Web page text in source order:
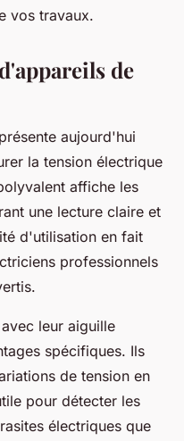
vos travaux.
de
aujourd'hui
la tension électrique
affiche les
une lecture claire et
d'utilisation en fait
professionnels
leur aiguille
spécifiques. Ils
de tension en
pour détecter les
électriques que